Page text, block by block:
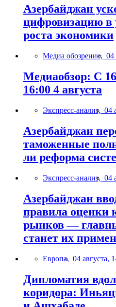
Азербайджан
цифровизацию в
роста экономики
Медиа обозрение, 04
Медиаобзор: С
16:00 4 августа
Экспресс-анализ, 04
Азербайджан
таможенные
ли реформа
Экспресс-анализ, 04
Азербайджан
правила оценки
рынков —
станет их
Европа, 04 августа,
Дипломатия
коридора: